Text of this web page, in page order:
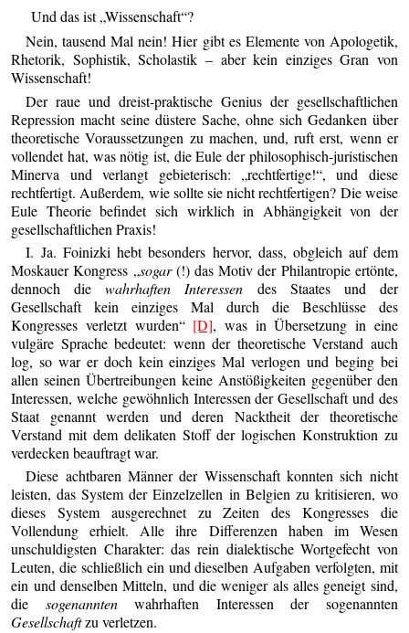
Und das ist „Wissenschaft“?
Nein, tausend Mal nein! Hier gibt es Elemente von Apologetik,
Rhetorik, Sophistik, Scholastik – aber kein einziges Gran von
Wissenschaft!
Der raue und dreist-praktische Genius der gesellschaftlichen
Repression macht seine düstere Sache, ohne sich Gedanken über
theoretische Voraussetzungen zu machen, und, ruft erst, wenn er
vollendet hat, was nötig ist, die Eule der philosophisch-juristischen
Minerva und verlangt gebieterisch: „rechtfertige!“, und diese
rechtfertigt. Außerdem, wie sollte sie nicht rechtfertigen? Die weise
Eule Theorie befindet sich wirklich in Abhängigkeit von der
gesellschaftlichen Praxis!
I. Ja. Foinizki hebt besonders hervor, dass, obgleich auf dem
Moskauer Kongress „sogar(!) das Motiv der Philantropie ertönte,
dennoch diewahrhaften Interessen des Staates und der
Gesellschaft kein einziges Mal durch die Beschlüsse des
Kongresses verletzt wurden“ [D], was in Übersetzung in eine
vulgäre Sprache bedeutet: wenn der theoretische Verstand auch
log, so war er doch kein einziges Mal verlogen und beging bei
allen seinen Übertreibungen keine Anstößigkeiten gegenüber den
Interessen, welche gewöhnlich Interessen der Gesellschaft und des
Staat genannt werden und deren Nacktheit der theoretische
Verstand mit dem delikaten Stoff der logischen Konstruktion zu
verdecken beauftragt war.
Diese achtbaren Männer der Wissenschaft konnten sich nicht
leisten, das System der Einzelzellen in Belgien zu kritisieren, wo
dieses System ausgerechnet zu Zeiten des Kongresses die
Vollendung erhielt. Alle ihre Differenzen haben im Wesen
unschuldigsten Charakter: das rein dialektische Wortgefecht von
Leuten, die schließlich ein und dieselben Aufgaben verfolgten, mit
ein und denselben Mitteln, und die weniger als alles geneigt sind,
die sogenanntenwahrhaften Interessen der sogenannten
Gesellschaftzu verletzen.